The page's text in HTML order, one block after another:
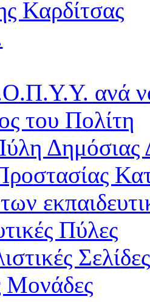
Καρδίτσας
ανά
του Πολίτη
Δημόσιας
Πύλες
Σελίδες
Μονάδες